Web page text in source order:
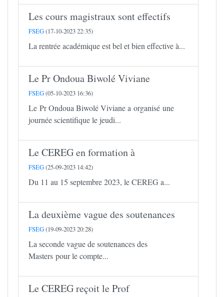
Les cours magistraux sont effectifs
FSEG(17-10-2023 22:35)
La rentrée académique est bel et bien effective à...
Le Pr Ondoua Biwolé Viviane
FSEG(05-10-2023 16:36)
Le Pr Ondoua Biwolé Viviane a organisé une
journée scientifique le jeudi...
Le CEREG en formation à
FSEG(25-09-2023 14:42)
Du 11 au 15 septembre 2023, le CEREG a...
La deuxième vague des soutenances
FSEG(19-09-2023 20:28)
La seconde vague de soutenances des
Masters pour le compte...
Le CEREG reçoit le Prof